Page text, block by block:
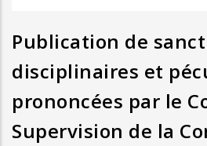
Publication de
disciplinaires et
prononcées par le
Supervision de la